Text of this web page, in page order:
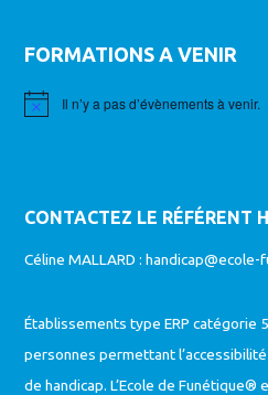
FORMATIONS A VENIR
Notice Il n’y a pas d’évènements à venir.
CONTACTEZ LE RÉFÉRENT
Céline MALLARD :handicap@ecole-
Établissements type ERP catégorie
personnes permettant
de handicap. L’Ecole de